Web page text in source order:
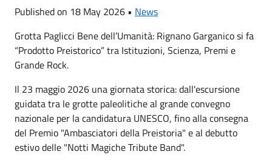
Published on 18 May 2026 • News
Grotta Paglicci Bene dell’Umanità: Rignano Garganico si fa
“Prodotto Preistorico” tra Istituzioni, Scienza, Premi e
Grande Rock.
Il 23 maggio 2026 una giornata storica: dall'escursione
guidata tra le grotte paleolitiche al grande convegno
nazionale per la candidatura UNESCO, fino alla consegna
del Premio "Ambasciatori della Preistoria" e al debutto
estivo delle "Notti Magiche Tribute Band".